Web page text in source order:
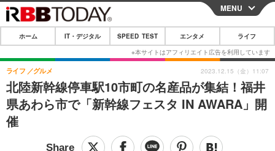
CLOSE
ホーム
IT・デジタル
IT・デジタルTOP スマートフォン
ショッピング その他
SPEED TEST
エンタメ
エンタメTOP 映画・ドラマ
MENU
ホーム IT・デジタル SPEED TEST エンタメ ライフ
北陸新幹線停車駅10市町の名産品が集結！福井
県あわら市で「新幹線フェスタ IN AWARA」開
催
ライフ グルメ 2023.12.15（金）11:07